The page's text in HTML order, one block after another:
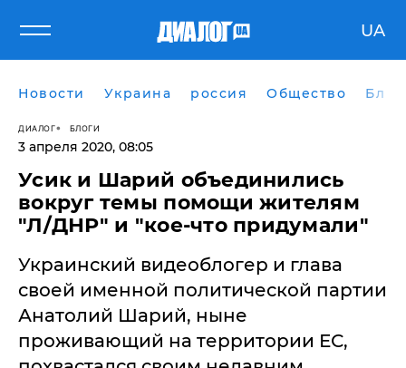
UA
Новости Украина россия Общество
ДИАЛОГ БЛОГИ
3 апреля 2020, 08:05
Усик и Шарий объединились
вокруг темы помощи жителям
"Л/ДНР" и "кое-что придумали"
Украинский видеоблогер и глава
своей именной политической партии
Анатолий Шарий, ныне
проживающий на территории ЕС,